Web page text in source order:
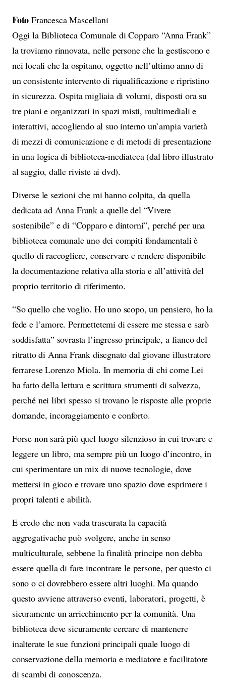
Foto Francesca Mascellani
Oggi la Biblioteca Comunale di Copparo “Anna Frank”
la troviamo rinnovata, nelle persone che la gestiscono e
nei locali che la ospitano, oggetto nell’ultimo anno di
un consistente intervento di riqualificazione e ripristino
in sicurezza. Ospita migliaia di volumi, disposti ora su
tre piani e organizzati in spazi misti, multimediali e
interattivi, accogliendo al suo interno un’ampia varietà
di mezzi di comunicazione e di metodi di presentazione
in una logica di biblioteca-mediateca (dal libro illustrato
al saggio, dalle riviste ai dvd).
Diverse le sezioni che mi hanno colpita, da quella
dedicata ad Anna Frank a quelle del “Vivere
sostenibile” e di “Copparo e dintorni”, perché per una
biblioteca comunale uno dei compiti fondamentali è
quello di raccogliere, conservare e rendere disponibile
la documentazione relativa alla storia e all’attività del
proprio territorio di riferimento.
“So quello che voglio. Ho uno scopo, un pensiero, ho la
fede e l’amore. Permettetemi di essere me stessa e sarò
soddisfatta” sovrasta l’ingresso principale, a fianco del
ritratto di Anna Frank disegnato dal giovane illustratore
ferrarese Lorenzo Miola. In memoria di chi come Lei
ha fatto della lettura e scrittura strumenti di salvezza,
perché nei libri spesso si trovano le risposte alle proprie
domande, incoraggiamento e conforto.
Forse non sarà più quel luogo silenzioso in cui trovare e
leggere un libro, ma sempre più un luogo d’incontro, in
cui sperimentare un mix di nuove tecnologie, dove
mettersi in gioco e trovare uno spazio dove esprimere i
propri talenti e abilità.
E credo che non vada trascurata la capacità
aggregativache può svolgere, anche in senso
multiculturale, sebbene la finalità principe non debba
essere quella di fare incontrare le persone, per questo ci
sono o ci dovrebbero essere altri luoghi. Ma quando
questo avviene attraverso eventi, laboratori, progetti, è
sicuramente un arricchimento per la comunità. Una
biblioteca deve sicuramente cercare di mantenere
inalterate le sue funzioni principali quale luogo di
conservazione della memoria e mediatore e facilitatore
di scambi di conoscenza.